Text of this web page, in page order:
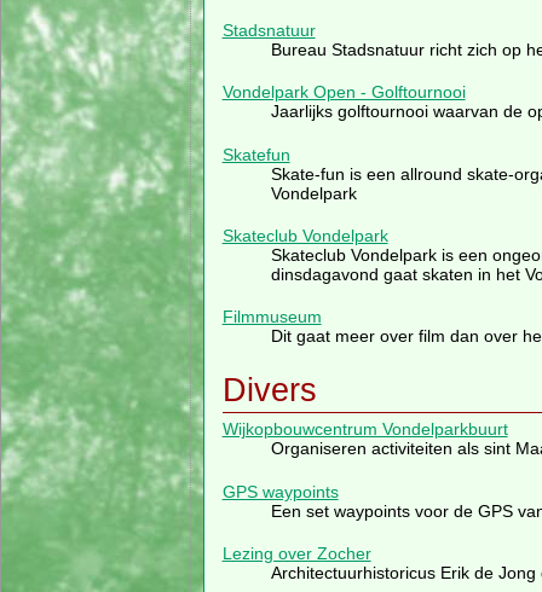
Stadsnatuur
Bureau Stadsnatuur richt zich op
Vondelpark Open - Golftournooi
Jaarlijks golftournooi waarvan de
Skatefun
Skate-fun is een allround skate-
Vondelpark
Skateclub Vondelpark
Skateclub Vondelpark is een
dinsdagavond gaat skaten in het
Filmmuseum
Dit gaat meer over film dan over
Divers
Wijkopbouwcentrum Vondelparkbuurt
Organiseren activiteiten als sint
GPS waypoints
Een set waypoints voor de GPS
Lezing over Zocher
Architectuurhistoricus Erik de